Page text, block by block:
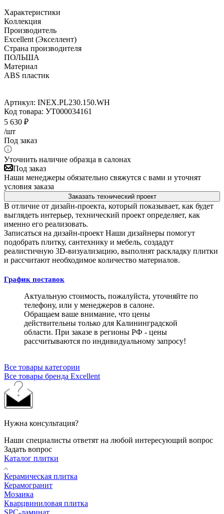
Характеристики
Коллекция
Производитель
Excellent (Экселлент)
Страна производителя
ПОЛЬША
Материал
ABS пластик
Артикул: INEX.PL230.150.WH
Код товара: УТ000034161
5 630 ₽
/шт
Под заказ
Уточнить наличие образца в салонах
Под заказ
Наши менеджеры обязательно свяжутся с вами и уточнят
условия заказа
Заказать технический проект
В отличие от дизайн-проекта, который показывает, как будет
выглядеть интерьер, технический проект определяет, как
именно его реализовать.
Записаться на дизайн-проект Наши дизайнеры помогут
подобрать плитку, сантехнику и мебель, создадут
реалистичную 3D-визуализацию, выполнят раскладку плитки
и рассчитают необходимое количество материалов.
График поставок
Актуальную стоимость, пожалуйста, уточняйте по
телефону, или у менеджеров в салоне.
Обращаем ваше внимание, что цены
действительны только для Калининградской
области. При заказе в регионы РФ - цены
рассчитываются по индивидуальному запросу!
Все товары категории
Все товары бренда Excellent
Нужна консультация?
Наши специалисты ответят на любой интересующий вопрос
Задать вопрос
Каталог плитки
Керамическая плитка
Керамогранит
Мозаика
Кварцвиниловая плитка
SPC-ламинат